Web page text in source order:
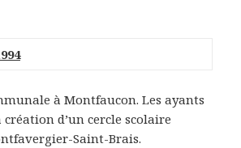
à Montfaucon. Les ayants
d’un cercle scolaire
Saint-Brais.